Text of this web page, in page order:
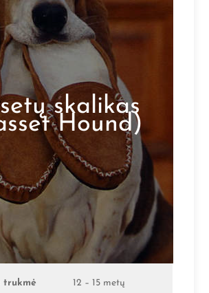
skalikas
Hound)
trukmė 12 – 15 metų